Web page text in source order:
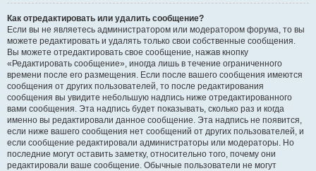
Как отредактировать или удалить сообщение?
Если вы не являетесь администратором или модератором форума, то вы
можете редактировать и удалять только свои собственные сообщения.
Вы можете отредактировать свое сообщение, нажав кнопку
«Редактировать сообщение», иногда лишь в течение ограниченного
времени после его размещения. Если после вашего сообщения имеются
сообщения от других пользователей, то после редактирования
сообщения вы увидите небольшую надпись ниже отредактированного
вами сообщения. Эта надпись будет показывать, сколько раз и когда
именно вы редактировали данное сообщение. Эта надпись не появится,
если ниже вашего сообщения нет сообщений от других пользователей, и
если сообщение редактировали администраторы или модераторы. Но
последние могут оставить заметку, относительно того, почему они
редактировали ваше сообщение. Обычные пользователи не могут